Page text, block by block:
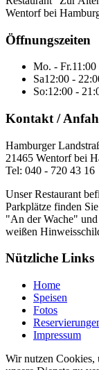
Wentorf bei
Öffnungszeiten
Mo. - Fr.
Sa12:00 -
So:12:00 -
Kontakt /
Hamburger
21465 Wentorf bei
Tel: 040 - 720 43 16
Unser Restaurant
Parkplätze finden
"An der Wache"
weißen
Nützliche Links
Home
Speisen
Fotos
Impressum
Wir nutzen Cookies,